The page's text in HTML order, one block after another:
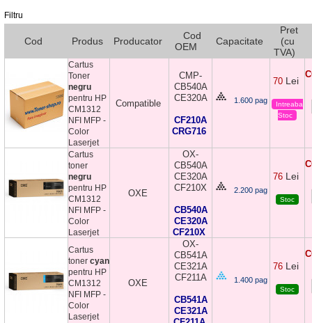
Filtru
Cod Produs Producator
Cod
OEM
Capacitate
Pret
(cu
TVA)
Cartus
Toner
negru
pentru HP
CM1312
NFI MFP -
Color
Laserjet
Compatible
CMP-
CB540A
CE320A
CF210A
CRG716
1.600 pag
70 Lei
Intreaba
Stoc
Cartus
toner
negru
pentru HP
CM1312
NFI MFP -
Color
Laserjet
OXE
OX-
CB540A
CE320A
CF210X
CB540A
CE320A
CF210X
2.200 pag
76 Lei
Stoc
Cartus
toner cyan
pentru HP
CM1312
NFI MFP -
Color
Laserjet
OXE
OX-
CB541A
CE321A
CF211A
CB541A
CE321A
1.400 pag
76 Lei
Stoc